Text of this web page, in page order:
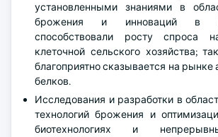
установленными знаниями в
брожения и инноваций в
способствовали росту спроса
клеточной сельского хозяйства;
благоприятно сказывается на рынке
белков.
Исследования и разработки в
технологий брожения и
биотехнологиях и